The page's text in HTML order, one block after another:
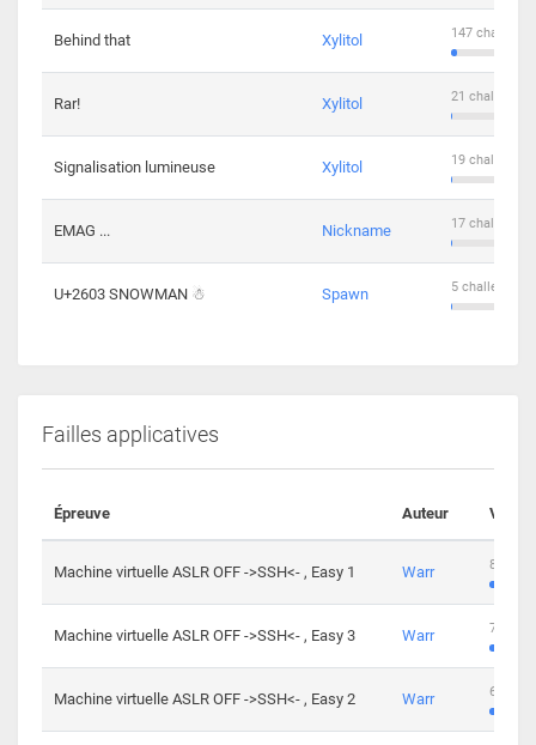
Behind that Xylitol 147
Rar! Xylitol 21
Signalisation lumineuse Xylitol 19
EMAG ... Nickname 17
U+2603 SNOWMAN ☃ Spawn 5 challengers
Failles applicatives
Épreuve Auteur
Machine virtuelle ASLR OFF ->SSH<- , Easy 1 Warr 801
Machine virtuelle ASLR OFF ->SSH<- , Easy 3 Warr 746
Machine virtuelle ASLR OFF ->SSH<- , Easy 2 Warr 681